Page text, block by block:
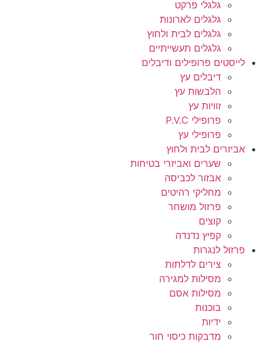
גלגלי פרקט
גלגלים לארונות
גלגלים לבית ולחוץ
גלגלים תעשייתיים
לייסטים פרופילים ודיבלים
דיבלים עץ
הלבשות עץ
זוויות עץ
פרופילי P.V.C
פרופילי עץ
אביזרים לבית ולחוץ
שערים ואביזרי בטיחות
אבזור לכביסה
מחליקי רהיטים
פרזול מושחר
קוצים
קפיץ נדנדה
פרזול לנגרות
צירים לדלתות
מסילות למגירה
מסילות אסם
בוכנות
ידיות
מדבקות כיסוי חור